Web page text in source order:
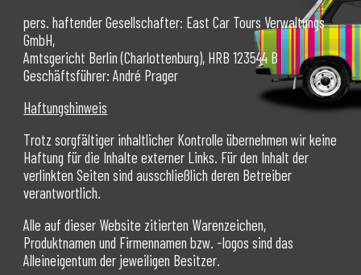
pers. haftender Gesellschafter: East Car Tours Verwaltungs
GmbH,
Amtsgericht Berlin (Charlottenburg), HRB 123544 B
Geschäftsführer: André Prager
Haftungshinweis
Trotz sorgfältiger inhaltlicher Kontrolle übernehmen wir keine
Haftung für die Inhalte externer Links. Für den Inhalt der
verlinkten Seiten sind ausschließlich deren Betreiber
verantwortlich.
Alle auf dieser Website zitierten Warenzeichen,
Produktnamen und Firmennamen bzw. -logos sind das
Alleineigentum der jeweiligen Besitzer.